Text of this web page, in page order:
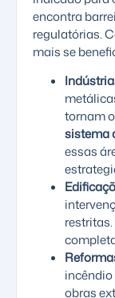
encontra
regulatórias.
mais se
tornam
sistema
essas
restritas.
obras